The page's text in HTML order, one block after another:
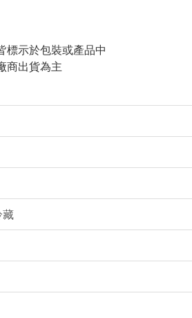
標示於包裝或產品中
商出貨為主
藏